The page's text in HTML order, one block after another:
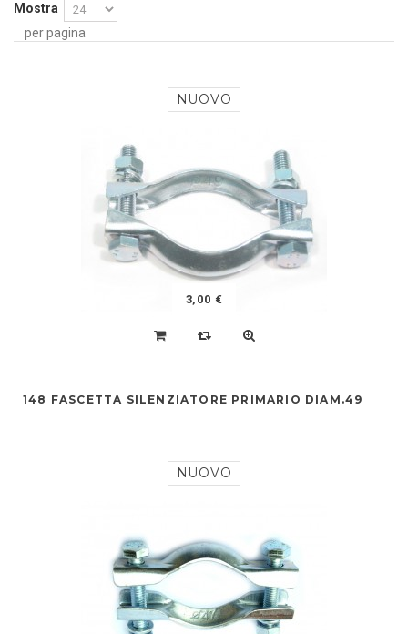
Mostra
per pagina
NUOVO
3,00 €
148 FASCETTA SILENZIATORE PRIMARIO DIAM.49
NUOVO